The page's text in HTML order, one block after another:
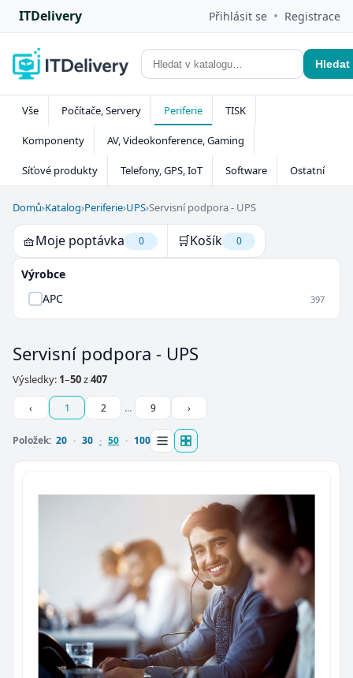
ITDelivery Přihlásit se • Registrace
Hledat
Vše Počítače, Servery Periferie TISK
Komponenty AV, Videokonference, Gaming
Síťové produkty Telefony, GPS, IoT Software Ostatní
Domů›Katalog›Periferie›UPS›Servisní podpora - UPS
🧺Moje poptávka 0 🛒Košík 0
Výrobce
APC
397
Servisní podpora - UPS
Výsledky: 1–50z407
‹ 1 2 … 9 ›
Položek: 20 30 50 100